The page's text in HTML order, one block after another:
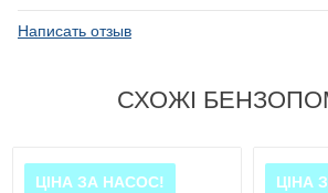
Написать отзыв
СХОЖІ
ЦІНА ЗА НАСОС! ЦІНА